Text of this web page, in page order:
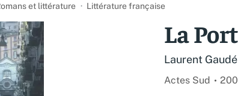
et littérature Littérature française
La
Laurent Gaudé
Actes Sud